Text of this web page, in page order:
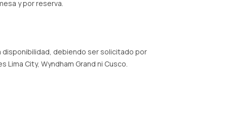
y por reserva.
debiendo ser solicitado por
City, Wyndham Grand ni Cusco.